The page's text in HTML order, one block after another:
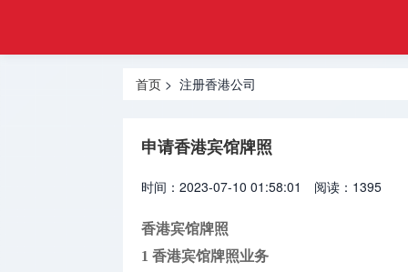
注册
登记
网
公司
公司
注册美国
公司
注册海外
首页 > 注册香港公司
申请香港宾馆牌照
时间：2023-07-10 01:58:01 阅读：1395
香港宾馆牌照
1 香港宾馆牌照业务